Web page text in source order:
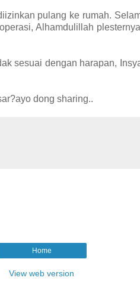
pulang ke rumah.
Alhamdulillah
sesuai dengan harapan,
dong sharing..
Home
View web version